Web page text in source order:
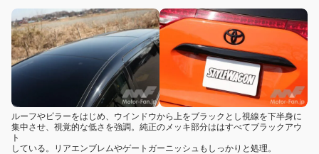
ルーフやピラーをはじめ、ウインドウから上をブラックとし視線を下半身に
集中させ、視覚的な低さを強調。純正のメッキ部分ははすべてブラックアウ
ト
している。リアエンブレムやゲートガーニッシュもしっかりと処理。